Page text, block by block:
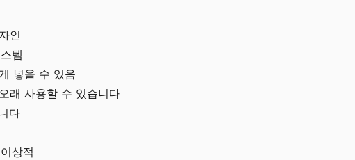
인
템
넣을 수 있음
래 사용할 수 있습니다
다
상적